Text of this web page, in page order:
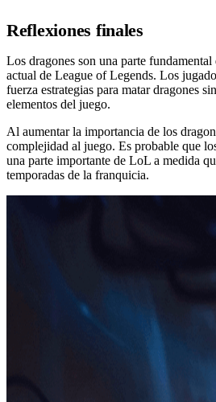
Reflexiones finales
Los dragones son una parte
actual de League of Legends. Los
fuerza estrategias para matar dragones
elementos del juego.
Al aumentar la importancia de los
complejidad al juego. Es probable que
una parte importante de LoL a medida
temporadas de la franquicia.